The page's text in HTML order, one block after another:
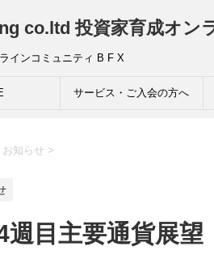
co.ltd 投資家育成オン
インコミュニティ B F X
サービス・ご入会の方へ
お知らせ >
週目主要通貨展望